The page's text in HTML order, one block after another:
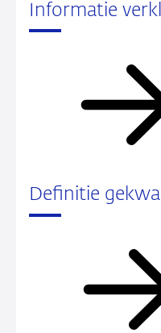
Informatie
Definitie